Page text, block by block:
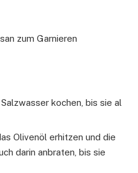
zum Garnieren
kochen, bis sie al
Olivenöl erhitzen und die
darin anbraten, bis sie